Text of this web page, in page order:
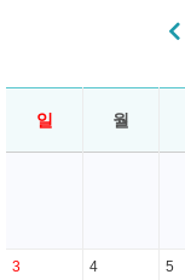
일 월
3 4 5